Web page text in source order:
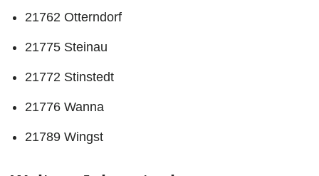
21762 Otterndorf
21775 Steinau
21772 Stinstedt
21776 Wanna
21789 Wingst